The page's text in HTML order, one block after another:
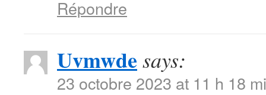
Répondre
Uvmwde says:
23 octobre 2023 at 11 h 18